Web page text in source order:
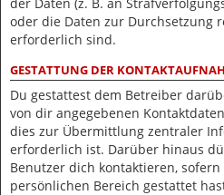
oder die Daten zur Durchsetzung
erforderlich sind.
GESTATTUNG DER
Du gestattest dem Betreiber
von dir angegebenen
dies zur Übermittlung zentraler
erforderlich ist. Darüber hinaus
Benutzer dich kontaktieren,
persönlichen Bereich gestattet